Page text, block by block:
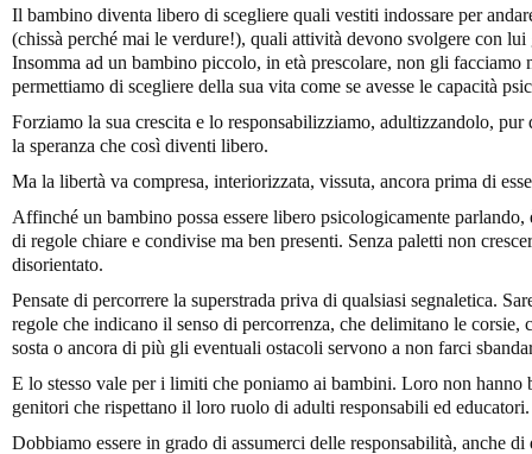
Il bambino diventa libero di scegliere quali vestiti indossare per
(chissà perché mai le verdure!), quali attività devono svolgere con
Insomma ad un bambino piccolo, in età prescolare, non gli facciamo
permettiamo di scegliere della sua vita come se avesse le capacità
Forziamo la sua crescita e lo responsabilizziamo, adultizzandolo,
la speranza che così diventi libero.
Ma la libertà va compresa, interiorizzata, vissuta, ancora prima di
Affinché un bambino possa essere libero psicologicamente parlando,
di regole chiare e condivise ma ben presenti. Senza paletti non
disorientato.
Pensate di percorrere la superstrada priva di qualsiasi segnaletica.
regole che indicano il senso di percorrenza, che delimitano le corsie,
sosta o ancora di più gli eventuali ostacoli servono a non farci
E lo stesso vale per i limiti che poniamo ai bambini. Loro non
genitori che rispettano il loro ruolo di adulti responsabili ed educatori.
Dobbiamo essere in grado di assumerci delle responsabilità, anche